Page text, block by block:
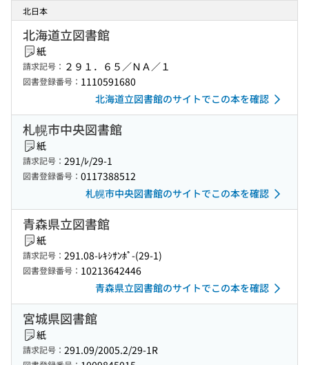
北日本
北海道立図書館
紙
請求記号： ２９１．６５／ＮＡ／１
図書登録番号： 1110591680
北海道立図書館のサイトでこの本を確認
札幌市中央図書館
紙
請求記号： 291/ﾚ/29-1
図書登録番号： 0117388512
札幌市中央図書館のサイトでこの本を確認
青森県立図書館
紙
請求記号： 291.08-ﾚｷｼｻﾝﾎﾟ-(29-1)
図書登録番号： 10213642446
青森県立図書館のサイトでこの本を確認
宮城県図書館
紙
請求記号： 291.09/2005.2/29-1R